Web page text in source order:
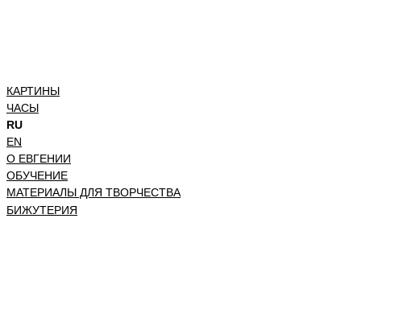
КАРТИНЫ
ЧАСЫ
RU
EN
О ЕВГЕНИИ
ОБУЧЕНИЕ
МАТЕРИАЛЫ ДЛЯ ТВОРЧЕСТВА
БИЖУТЕРИЯ